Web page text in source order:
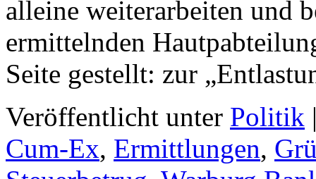
alleine weiterarbeiten und
ermittelnden
Seite gestellt: zur
Veröffentlicht unter Politik
Cum-Ex, Ermittlungen,